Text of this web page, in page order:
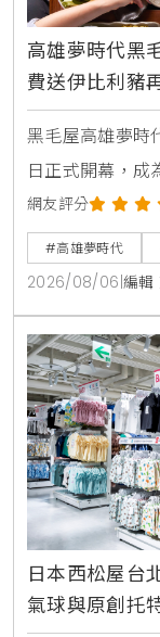
高雄夢時代黑
費送伊比利豬
黑毛屋高雄夢時
日正式開幕，成
鍋物套餐380元
開張，黑毛屋聯
冰淇淋，開幕期
與消費滿額送冰
網友評分
#高雄夢時代
2026/08/06 編輯
日本西松屋台
氣球與原創托